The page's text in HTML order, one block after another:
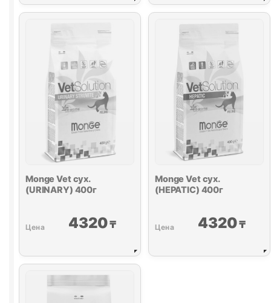
Monge Vet сух.
(URINARY) 400г
4320₸
Monge Vet сух.
(HEPATIC) 400г
4320₸